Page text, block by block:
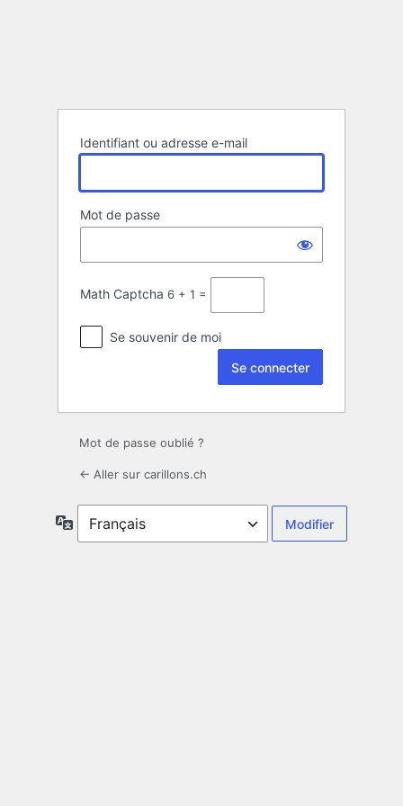
Identifiant ou adresse e-mail
Mot de passe
Math Captcha 6 + 1 =
Se souvenir de moi
Mot de passe oublié ?
← Aller sur carillons.ch
Langue